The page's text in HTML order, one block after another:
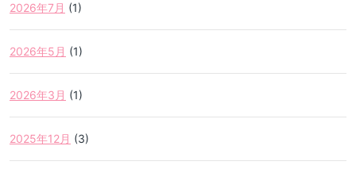
2026年7月 (1)
2026年5月 (1)
2026年3月 (1)
2025年12月 (3)